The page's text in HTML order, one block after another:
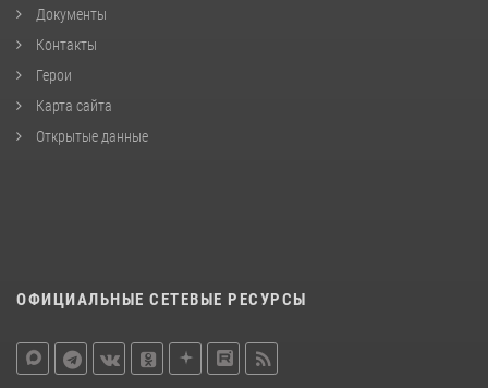
Документы
Контакты
Герои
Карта сайта
Открытые данные
ОФИЦИАЛЬНЫЕ СЕТЕВЫЕ РЕСУРСЫ